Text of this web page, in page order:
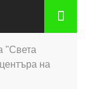
"Света
на